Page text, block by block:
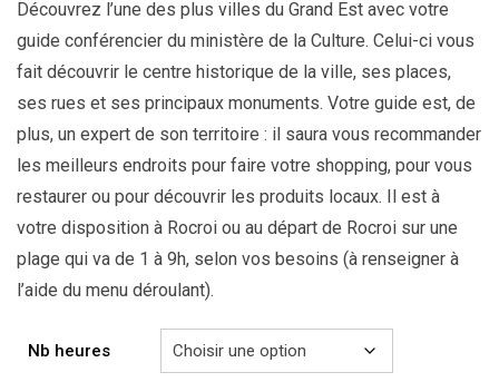
Découvrez l’une des plus villes du Grand Est avec votre
guide conférencier du ministère de la Culture. Celui-ci vous
fait découvrir le centre historique de la ville, ses places,
ses rues et ses principaux monuments. Votre guide est, de
plus, un expert de son territoire : il saura vous recommander
les meilleurs endroits pour faire votre shopping, pour vous
restaurer ou pour découvrir les produits locaux. Il est à
votre disposition à Rocroi ou au départ de Rocroi sur une
plage qui va de 1 à 9h, selon vos besoins (à renseigner à
l’aide du menu déroulant).
Nb heures